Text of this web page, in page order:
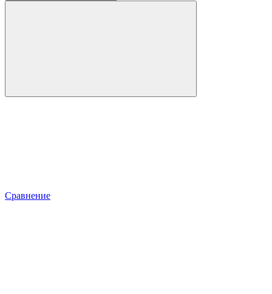
Сравнение